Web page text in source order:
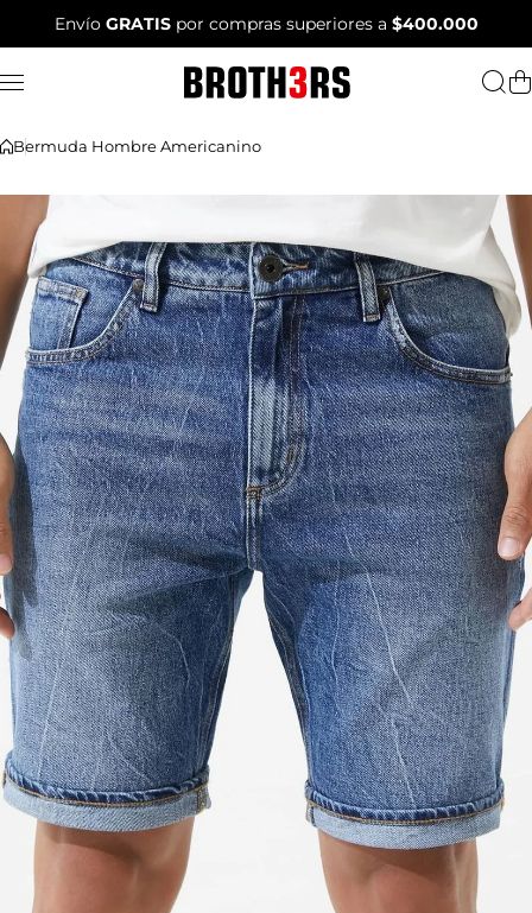
Envío GRATISpor compras superiores a $400.000
Bermuda Hombre Americanino